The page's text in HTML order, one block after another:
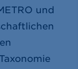
und